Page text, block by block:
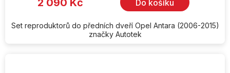
Do košíku
Set reproduktorů do předních dveří Opel Antara (2006-2015)
značky Autotek